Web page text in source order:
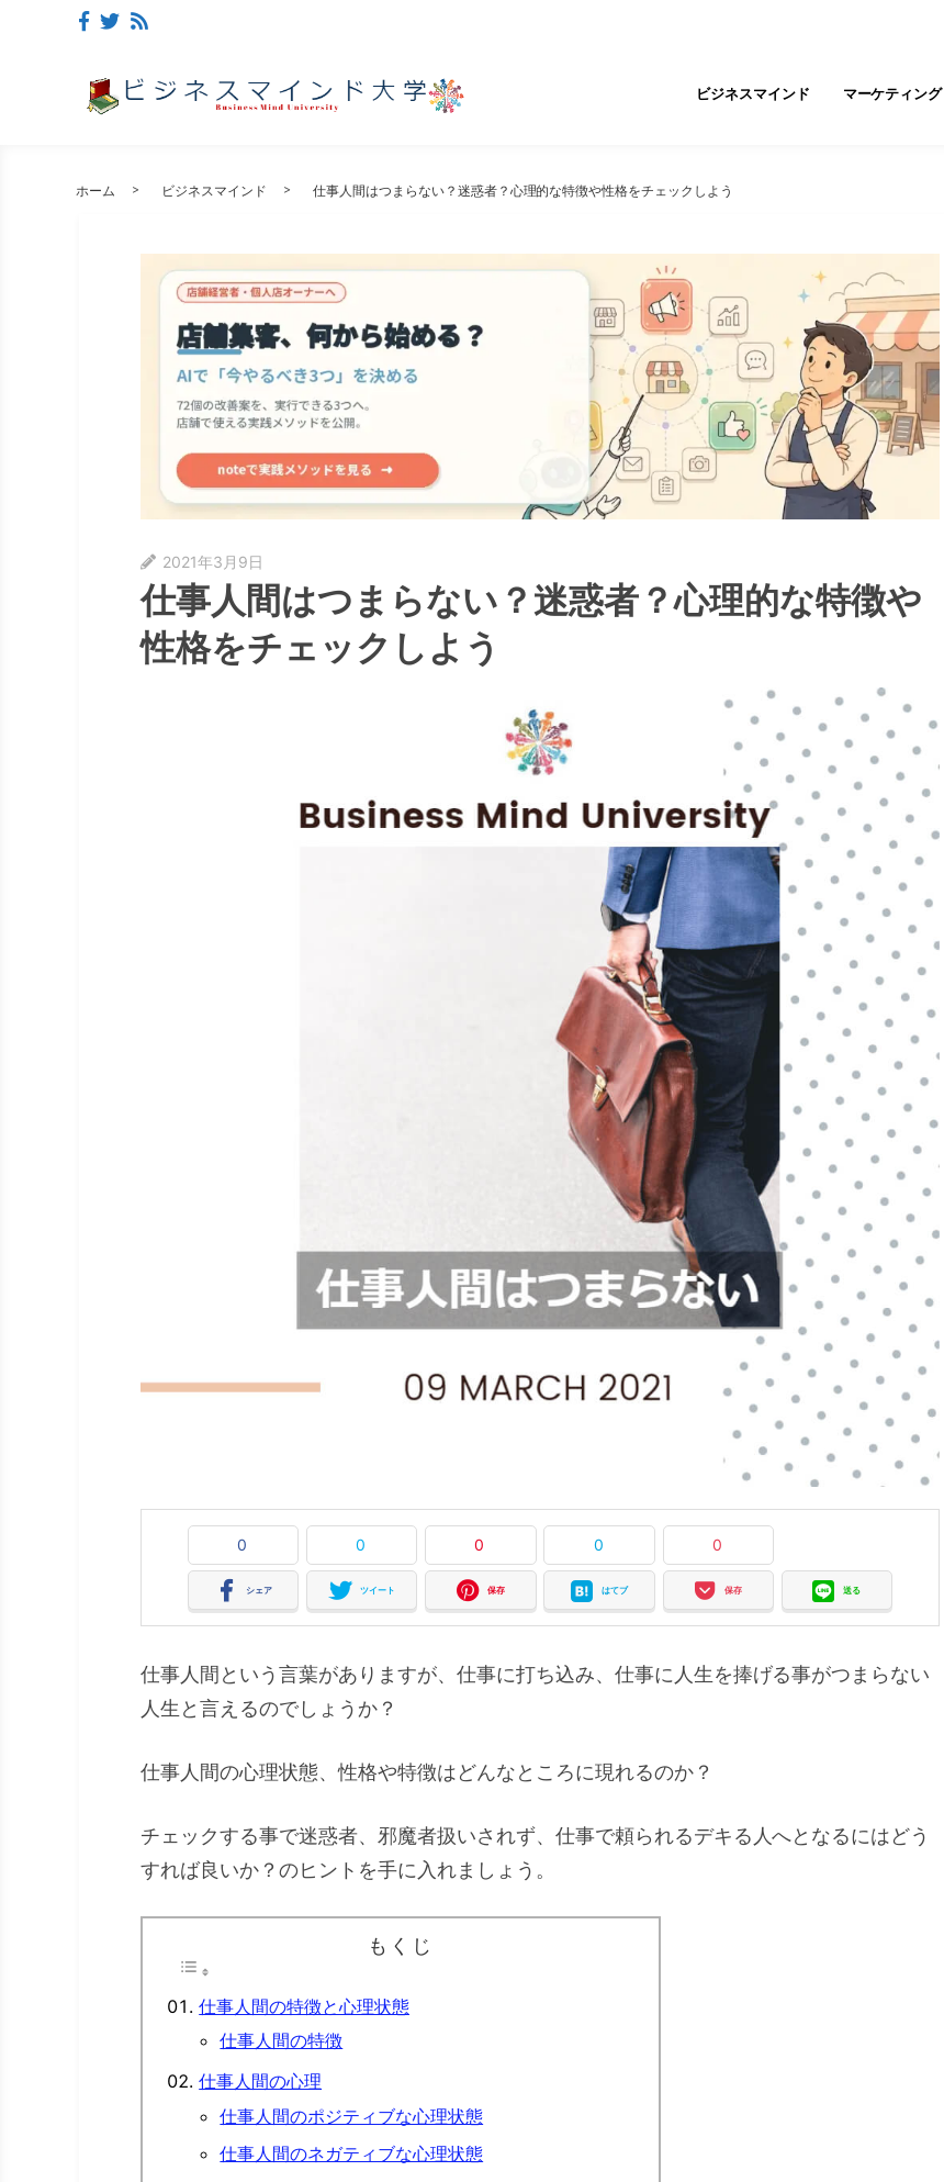
ビジネスマインド マーケティング
ホーム ビジネスマインド 仕事人間はつまらない？迷惑者？心理的な特徴や性格をチェックしよう
2021年3月9日
仕事人間はつまらない？迷惑者？心理的な特徴や
性格をチェックしよう
0
シェア
0
ツイート
0
保存
0
はてブ
0
保存 送る
仕事人間という言葉がありますが、仕事に打ち込み、仕事に人生を捧げる事がつまらない
人生と言えるのでしょうか？
仕事人間の心理状態、性格や特徴はどんなところに現れるのか？
チェックする事で迷惑者、邪魔者扱いされず、仕事で頼られるデキる人へとなるにはどう
すれば良いか？のヒントを手に入れましょう。
もくじ
仕事人間の特徴と心理状態
仕事人間の特徴
仕事人間の心理
仕事人間のポジティブな心理状態
仕事人間のネガティブな心理状態